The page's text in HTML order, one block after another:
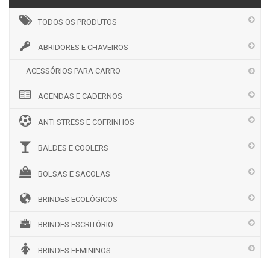
TODOS OS PRODUTOS
ABRIDORES E CHAVEIROS
ACESSÓRIOS PARA CARRO
AGENDAS E CADERNOS
ANTI STRESS E COFRINHOS
BALDES E COOLERS
BOLSAS E SACOLAS
BRINDES ECOLÓGICOS
BRINDES ESCRITÓRIO
BRINDES FEMININOS